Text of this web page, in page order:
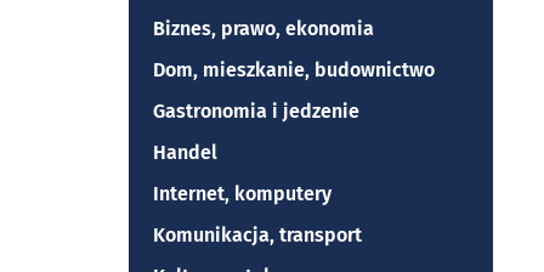
Biznes, prawo, ekonomia
Dom, mieszkanie, budownictwo
Gastronomia i jedzenie
Handel
Internet, komputery
Komunikacja, transport